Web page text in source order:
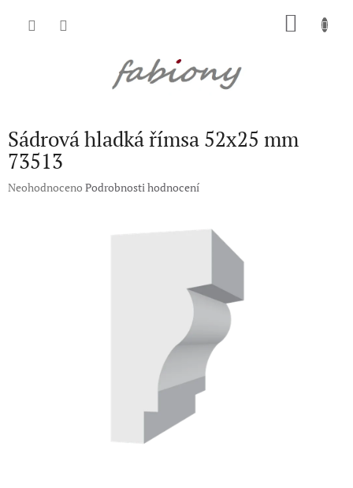
Sádrová hladká římsa 52x25 mm
73513
Průměrné
Neohodnoceno Podrobnosti hodnocení